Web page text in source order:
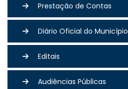
Prestação de Contas
Diário Oficial do Município
Editais
Audiências Públicas